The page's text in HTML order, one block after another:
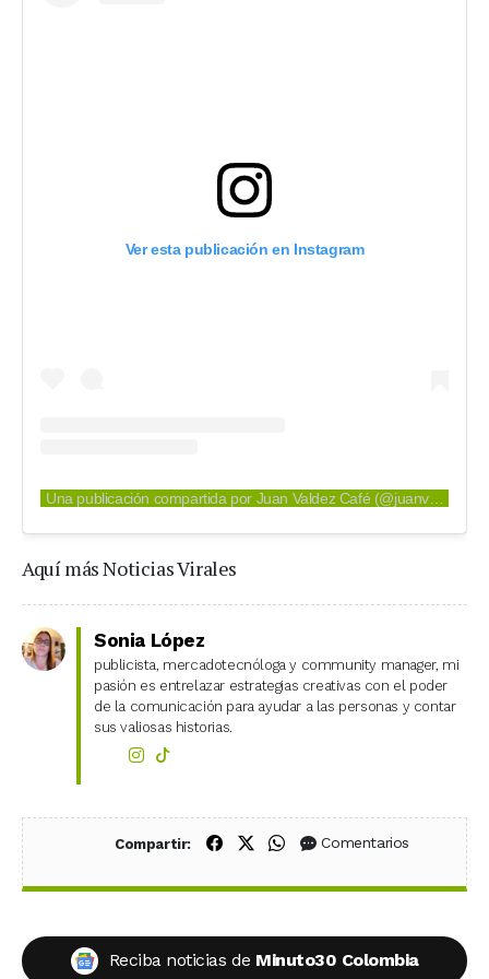
Ver esta publicación en Instagram
Aquí más Noticias Virales
Sonia López
publicista, mercadotecnóloga y community manager, mi
pasión es entrelazar estrategias creativas con el poder
de la comunicación para ayudar a las personas y contar
sus valiosas historias.
Compartir: Compartir en Facebook
Compartir en X (Twitter)
Compartir en WhatsApp
Comentarios
Reciba noticias de Minuto30 Colombia